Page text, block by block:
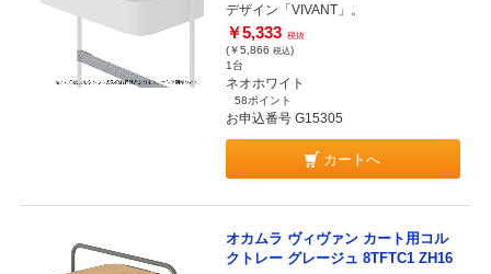
デザイン「VIVANT」。
￥5,333 税抜
(￥5,866 税込)
1台
ネオホワイト
58ポイント
お申込番号 G15305
カートへ
オカムラ ヴィヴァン カート用コル
クトレー グレージュ 8TFTC1 ZH16